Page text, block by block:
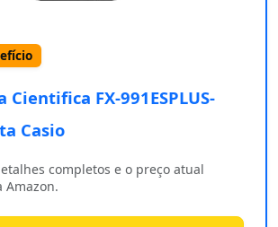
Cientifica FX-991ESPLUS-
Casio
completos e o preço atual